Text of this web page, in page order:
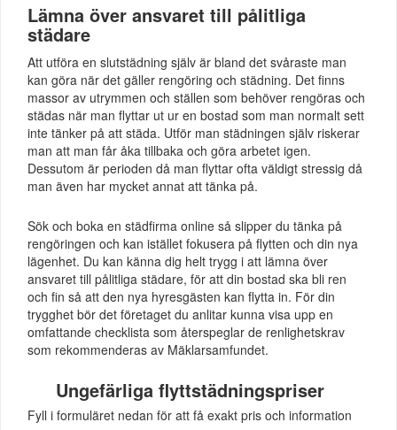
Lämna över ansvaret till pålitliga
städare
Att utföra en slutstädning själv är bland det svåraste man
kan göra när det gäller rengöring och städning. Det finns
massor av utrymmen och ställen som behöver rengöras och
städas när man flyttar ut ur en bostad som man normalt sett
inte tänker på att städa. Utför man städningen själv riskerar
man att man får åka tillbaka och göra arbetet igen.
Dessutom är perioden då man flyttar ofta väldigt stressig då
man även har mycket annat att tänka på.
Sök och boka en städfirma online så slipper du tänka på
rengöringen och kan istället fokusera på flytten och din nya
lägenhet. Du kan känna dig helt trygg i att lämna över
ansvaret till pålitliga städare, för att din bostad ska bli ren
och fin så att den nya hyresgästen kan flytta in. För din
trygghet bör det företaget du anlitar kunna visa upp en
omfattande checklista som återspeglar de renlighetskrav
som rekommenderas av Mäklarsamfundet.
Ungefärliga flyttstädningspriser
Fyll i formuläret nedan för att få exakt pris och information